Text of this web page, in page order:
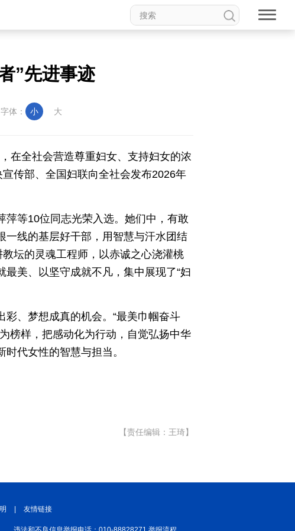
人权论坛 中国妇女儿童博物馆
动漫 高校中国 印象中国
有礼 新温州 海丝 海峡
美黑龙江 Hello重庆 今日山西
”先进事迹
字体： 小 大
在全社会营造尊重妇女、支持妇女的浓
传部、全国妇联向全社会发布2026年
等10位同志光荣入选。她们中，有敢
一线的基层好干部，用智慧与汗水团结
坛的灵魂工程师，以赤诚之心浇灌桃
美、以坚守成就不凡，集中展现了“妇
、梦想成真的机会。“最美巾帼奋斗
榜样，把感动化为行动，自觉弘扬中华
代女性的智慧与担当。
【责任编辑：王琦】
友情链接